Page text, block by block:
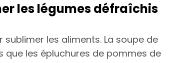
les légumes défraîchis
les aliments. La soupe de
les épluchures de pommes de